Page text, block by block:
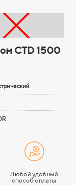
CTD 1500
Любой удобный
способ оплаты